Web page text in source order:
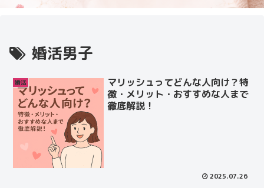
婚活男子
婚活
マリッシュってどんな人向け？特
徴・メリット・おすすめな人まで
徹底解説！
2025.07.26